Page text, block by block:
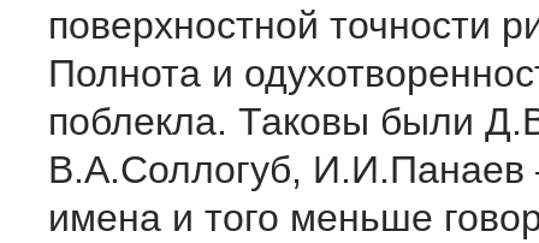
поверхностной точности
Полнота и
поблекла. Таковы были
В.А.Соллогуб, И.И.Панаев
имена и того меньше